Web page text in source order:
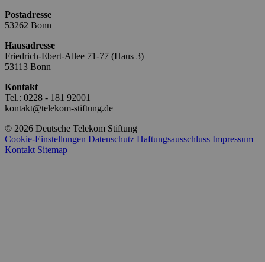
Postadresse
53262 Bonn
Hausadresse
Friedrich-Ebert-Allee 71-77 (Haus 3)
53113 Bonn
Kontakt
Tel.: 0228 - 181 92001
kontakt@telekom-stiftung.de
© 2026 Deutsche Telekom Stiftung
Cookie-Einstellungen Datenschutz Haftungsausschluss Impressum
Kontakt Sitemap